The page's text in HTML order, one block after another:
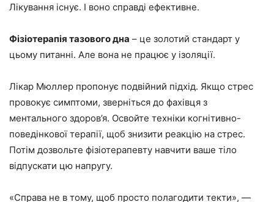
Лікування існує. І воно справді ефективне.
Фізіотерапія тазового дна – це золотий стандарт у
цьому питанні. Але вона не працює у ізоляції.
Лікар Мюллер пропонує подвійний підхід. Якщо стрес
провокує симптоми, зверніться до фахівця з
ментального здоров’я. Освойте техніки когнітивно-
поведінкової терапії, щоб знизити реакцію на стрес.
Потім дозвольте фізіотерапевту навчити ваше тіло
відпускати цю напругу.
«Справа не в тому, щоб просто полагодити текти», —